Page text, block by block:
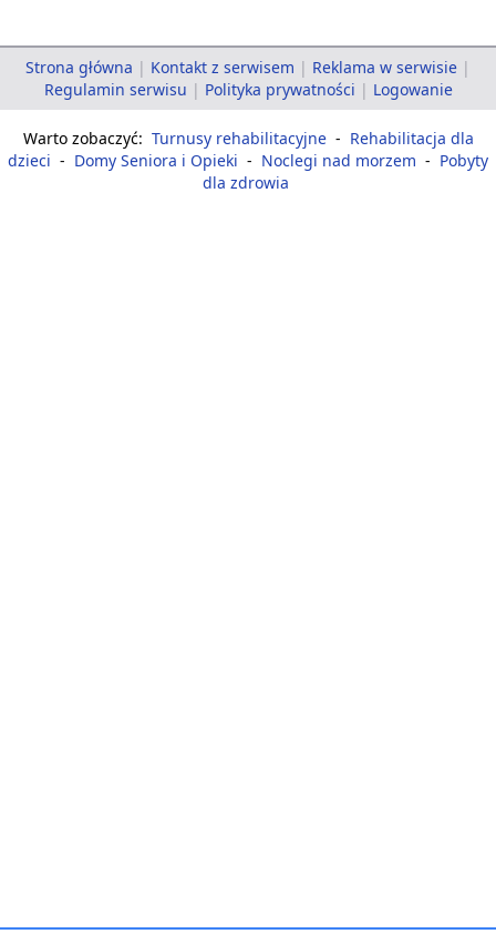
Strona główna | Kontakt z serwisem | Reklama w serwisie |
Regulamin serwisu | Polityka prywatności | Logowanie
Warto zobaczyć: Turnusy rehabilitacyjne - Rehabilitacja dla
dzieci - Domy Seniora i Opieki - Noclegi nad morzem - Pobyty
dla zdrowia